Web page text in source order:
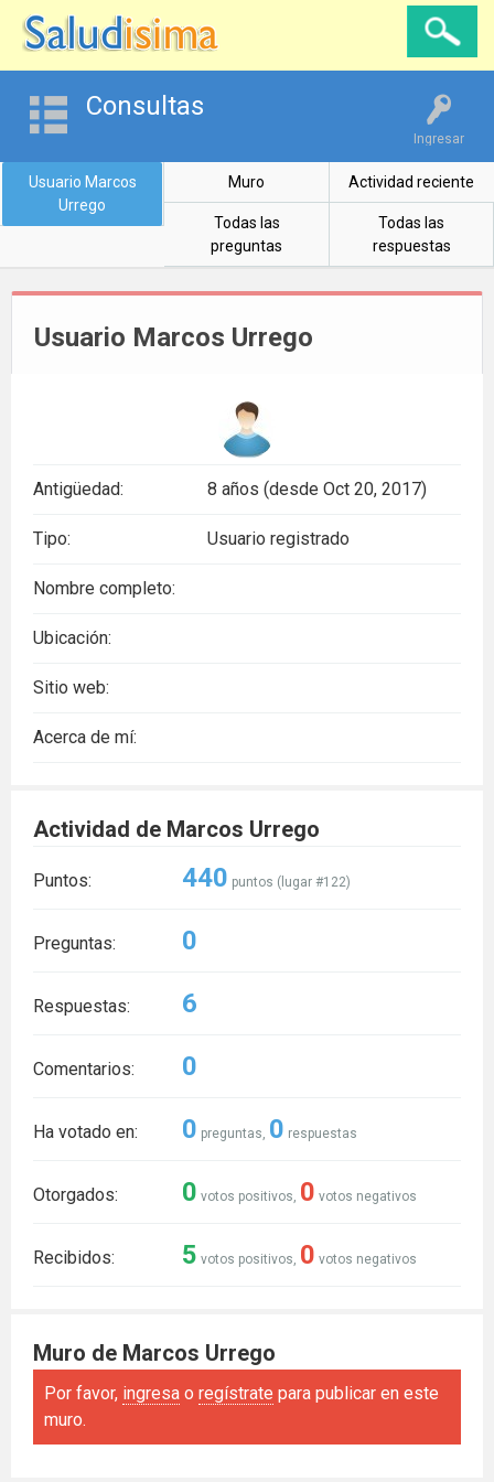
Ingresar
Consultas
Usuario Marcos
Urrego
Muro Actividad reciente
Todas las
preguntas
Todas las
respuestas
Usuario Marcos Urrego
Antigüedad: 8 años (desde Oct 20, 2017)
Tipo: Usuario registrado
Nombre completo:
Ubicación:
Sitio web:
Acerca de mí:
Actividad de Marcos Urrego
Puntos: 440 puntos (lugar #122)
Preguntas: 0
Respuestas: 6
Comentarios: 0
Ha votado en: 0 preguntas, 0 respuestas
Otorgados: 0 votos positivos, 0 votos negativos
Recibidos: 5 votos positivos, 0 votos negativos
Muro de Marcos Urrego
Por favor, ingresa o regístrate para publicar en este
muro.